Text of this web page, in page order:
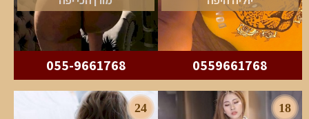
0559661768
055-9661768
18
24